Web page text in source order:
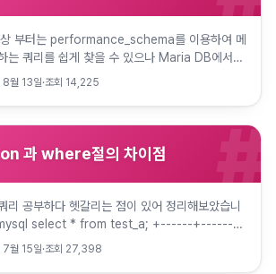
부터는 performance_schema를 이용하여 메
는 쿼리를 쉽게 찾을 수 있으나 Maria DB에서는
plugin 을 …
월 13일·조회 14,225
과 where절의 차이점 #
리 공부하다 헷갈리는 점이 있어 정리해보았습니
mysql select * from test_a; +------+------+
월 15일·조회 27,398